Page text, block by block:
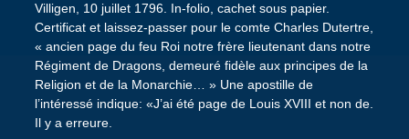
Villigen, 10 juillet 1796. In-folio, cachet sous papier.
Certificat et laissez-passer pour le comte Charles Dutertre,
« ancien page du feu Roi notre frère lieutenant dans notre
Régiment de Dragons, demeuré fidèle aux principes de la
Religion et de la Monarchie… » Une apostille de
l’intéressé indique: «J’ai été page de Louis XVIII et non de.
Il y a erreure.